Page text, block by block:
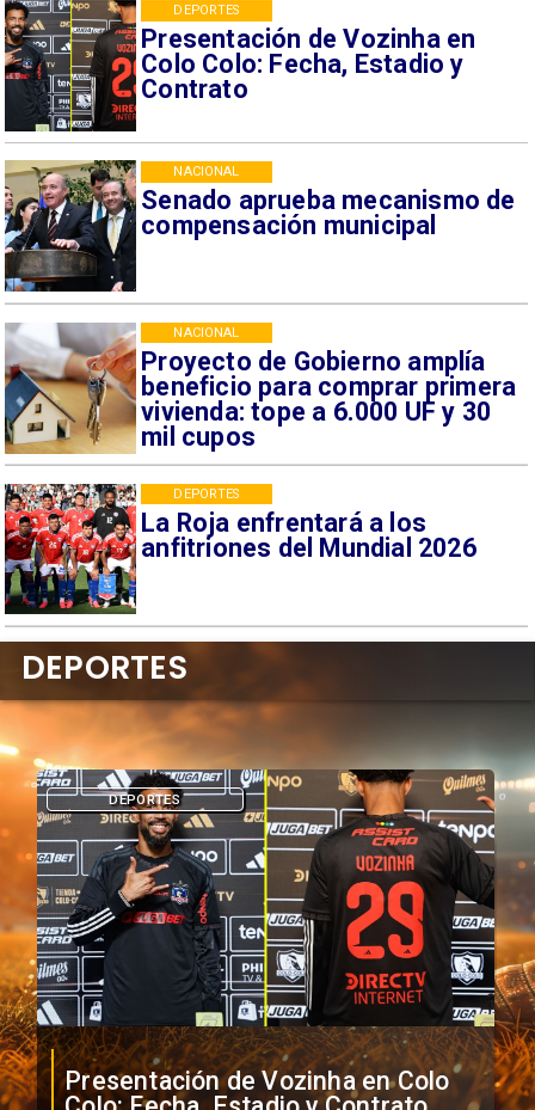
Presentación de Vozinha en
Colo Colo: Fecha, Estadio y
Contrato
DEPORTES
Senado aprueba mecanismo de
compensación municipal
NACIONAL
Proyecto de Gobierno amplía
beneficio para comprar primera
vivienda: tope a 6.000 UF y 30
mil cupos
NACIONAL
La Roja enfrentará a los
anfitriones del Mundial 2026
DEPORTES
Presentación de Vozinha en Colo
DEPORTES
DEPORTES